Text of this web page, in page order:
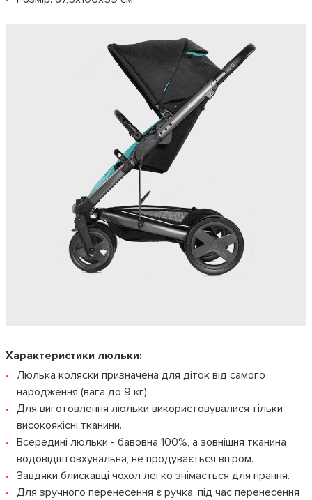
Характеристики люльки:
Люлька коляски призначена для діток від самого
народження (вага до 9 кг).
Для виготовлення люльки використовувалися тільки
високоякісні тканини.
Всередині люльки - бавовна 100%, а зовнішня тканина
водовідштовхувальна, не продувається вітром.
Завдяки блискавці чохол легко знімається для прання.
Для зручного перенесення є ручка, під час перенесення